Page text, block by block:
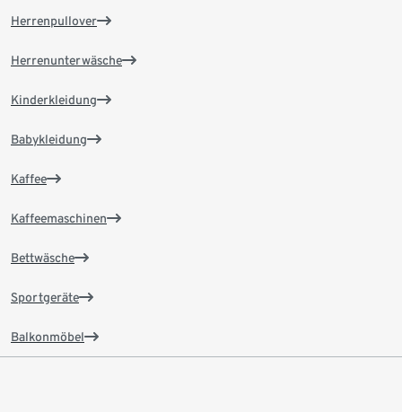
Herrenpullover
Herrenunterwäsche
Kinderkleidung
Babykleidung
Kaffee
Kaffeemaschinen
Bettwäsche
Sportgeräte
Balkonmöbel